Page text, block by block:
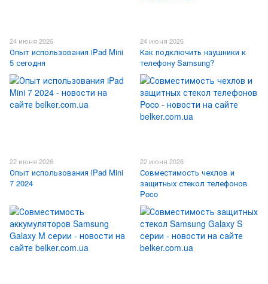
24 июня 2026
Опыт использования iPad Mini
5 сегодня
24 июня 2026
Как подключить наушники к
телефону Samsung?
22 июня 2026
Опыт использования iPad Mini
7 2024
22 июня 2026
Совместимость чехлов и
защитных стекол телефонов
Poco